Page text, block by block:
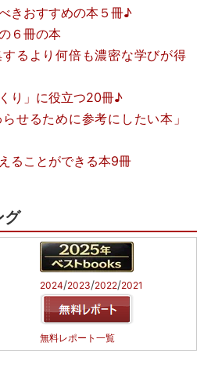
きおすすめの本５冊♪
６冊の本
るより何倍も濃密な学びが得
り」に役立つ20冊♪
らせるために参考にしたい本」
ることができる本9冊
グ
2024/2023/2022/2021
無料レポート一覧